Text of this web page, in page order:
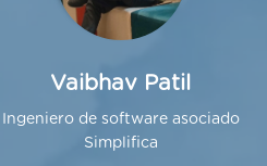
Vaibhav Patil
Ingeniero de software asociado
Simplifica